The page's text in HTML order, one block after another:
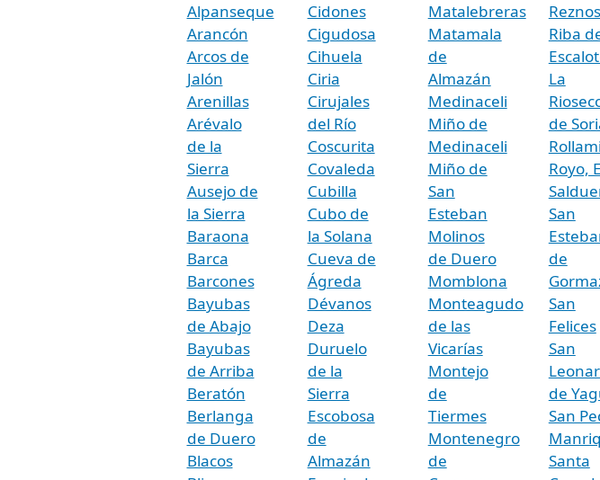
Alpanseque
Arancón
Arcos de
Jalón
Arenillas
Arévalo
de la
Sierra
Ausejo de
la Sierra
Baraona
Barca
Barcones
Bayubas
de Abajo
Bayubas
de Arriba
Beratón
Berlanga
de Duero
Blacos
Cidones
Cigudosa
Cihuela
Ciria
Cirujales
del Río
Coscurita
Covaleda
Cubilla
Cubo de
la Solana
Cueva de
Ágreda
Dévanos
Deza
Duruelo
de la
Sierra
Escobosa
de
Almazán
Matalebreras
Matamala
de
Almazán
Medinaceli
Miño de
Medinaceli
Miño de
San
Esteban
Molinos
de Duero
Momblona
Monteagudo
de las
Vicarías
Montejo
de
Tiermes
Montenegro
de
Reznos
Riba
La
de
Royo,
San
de
San
Felices
San
de
San
Santa